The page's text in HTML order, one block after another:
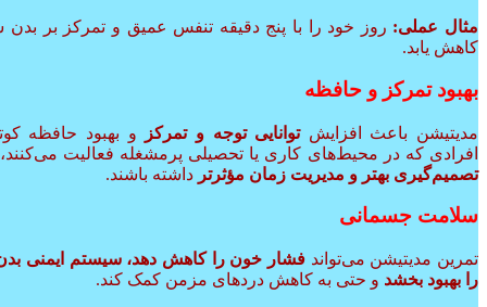
مثال عملی: روز خود را با پنج دقیقه تنفس عمیق و تمرکز بر بدن
کاهش یابد.
بهبود تمرکز و حافظه
مدیتیشن باعث افزایشتوانایی توجه و تمرکز
و بهبود حافظه
افرادی که در محیط‌های کاری یا تحصیلی پرمشغله فعالیت می‌کنند،
تصمیم‌گیری بهتر و مدیریت زمان مؤثرتر داشته باشند.
سلامت جسمانی
تمرین مدیتیشن می‌تواند فشار خون را کاهش دهد، سیستم ایمنی
را بهبود بخشد و حتی به کاهش دردهای مزمن کمک کند.